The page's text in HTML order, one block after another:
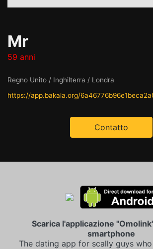
Mr
59 anni
Regno Unito / Inghilterra / Londra
https://app.bakala.org/
Contatto
Scarica l'applicazione
smartphone
The dating app for scally guys